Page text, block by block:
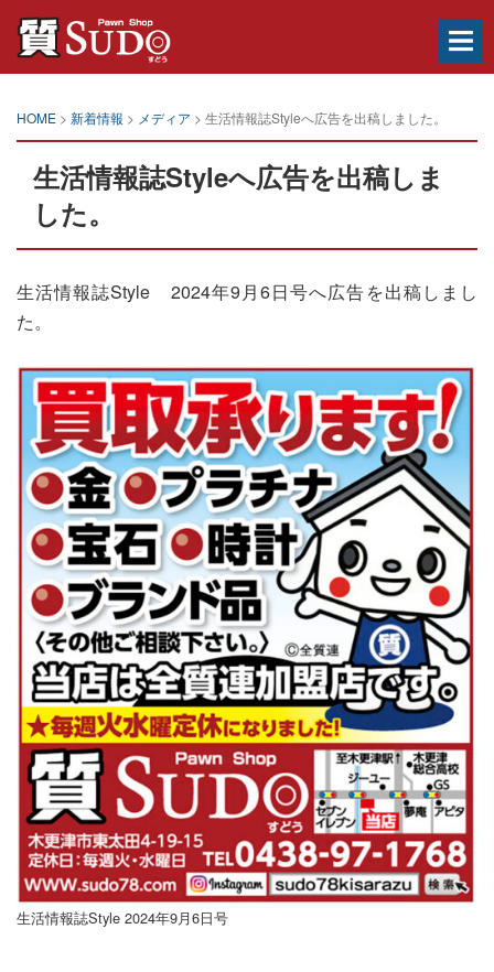
木
更
津
市、
心・
屋
ん。
質
預
り、
し
す！
HOME > 新着情報 > メディア > 生活情報誌Styleへ広告を出稿しました。
生活情報誌Styleへ広告を出稿しま
した。
生活情報誌Style 2024年9月6日号へ広告を出稿しまし
た。
生活情報誌Style 2024年9月6日号